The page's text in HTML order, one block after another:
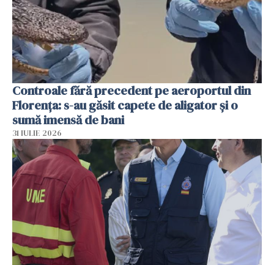
Controale fără precedent pe aeroportul din
Florența: s-au găsit capete de aligator și o
sumă imensă de bani
31 IULIE 2026